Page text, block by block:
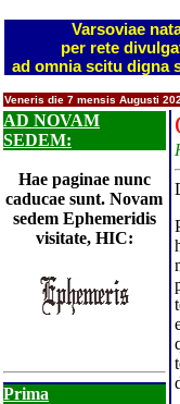
Varsoviae
per rete
ad omnia scitu digna
Veneris die 7 mensis Augusti
AD NOVAM
SEDEM:
Hae paginae nunc
caducae sunt. Novam
sedem Ephemeridis
visitate, HIC:
Prima